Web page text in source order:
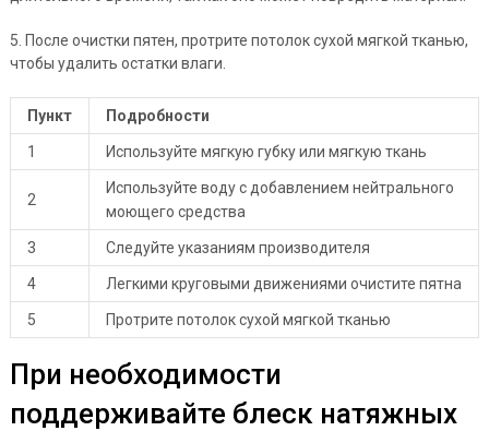
5. После очистки пятен, протрите потолок сухой мягкой тканью,
чтобы удалить остатки влаги.
Пункт Подробности
1 Используйте мягкую губку или мягкую ткань
2
Используйте воду с добавлением нейтрального
моющего средства
3 Следуйте указаниям производителя
4 Легкими круговыми движениями очистите пятна
5 Протрите потолок сухой мягкой тканью
При необходимости
поддерживайте блеск натяжных